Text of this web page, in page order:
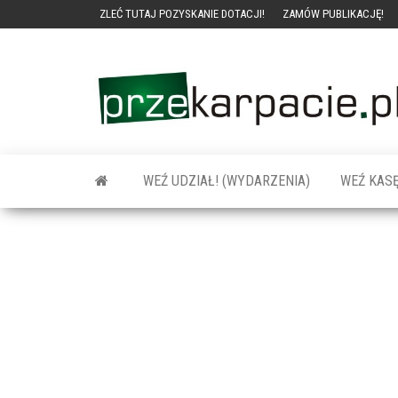
ZLEĆ TUTAJ POZYSKANIE DOTACJI! ZAMÓW PUBLIKACJĘ!
WEŹ UDZIAŁ! (WYDARZENIA) WEŹ